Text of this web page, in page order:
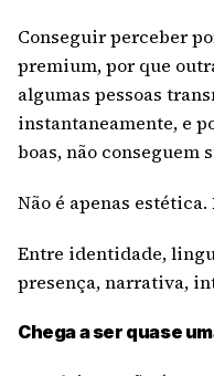
Conseguir perceber
premium, por que
algumas pessoas
instantaneamente, e
boas, não conseguem
Não é apenas estética.
Entre identidade,
presença, narrativa,
Chega a ser quase